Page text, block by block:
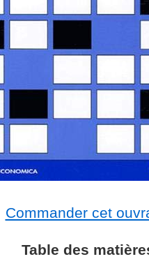
Commander cet
Table des